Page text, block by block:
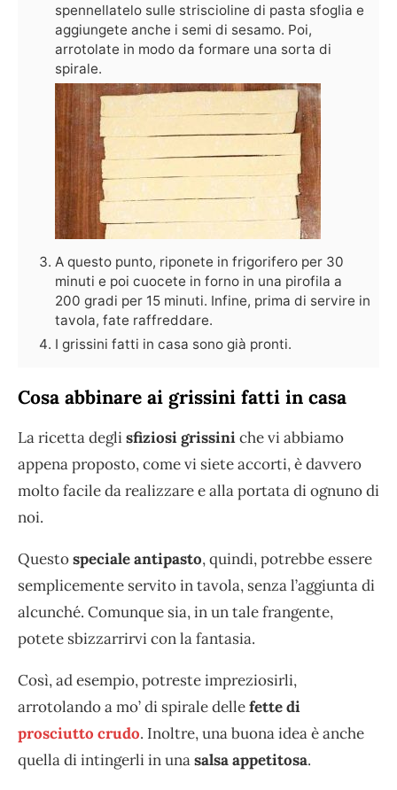
spennellatelo sulle striscioline di pasta sfoglia e
aggiungete anche i semi di sesamo. Poi,
arrotolate in modo da formare una sorta di
spirale.
A questo punto, riponete in frigorifero per 30
minuti e poi cuocete in forno in una pirofila a
200 gradi per 15 minuti. Infine, prima di servire in
tavola, fate raffreddare.
I grissini fatti in casa sono già pronti.
Cosa abbinare ai grissini fatti in casa
La ricetta deglisfiziosi grissiniche vi abbiamo
appena proposto, come vi siete accorti, è davvero
molto facile da realizzare e alla portata di ognuno di
noi.
Questospeciale antipasto, quindi, potrebbe essere
semplicemente servito in tavola, senza l’aggiunta di
alcunché. Comunque sia, in un tale frangente,
potete sbizzarrirvi con la fantasia.
Così, ad esempio, potreste impreziosirli,
arrotolando a mo’ di spirale dellefette di
prosciutto crudo. Inoltre, una buona idea è anche
quella di intingerli in unasalsa appetitosa.